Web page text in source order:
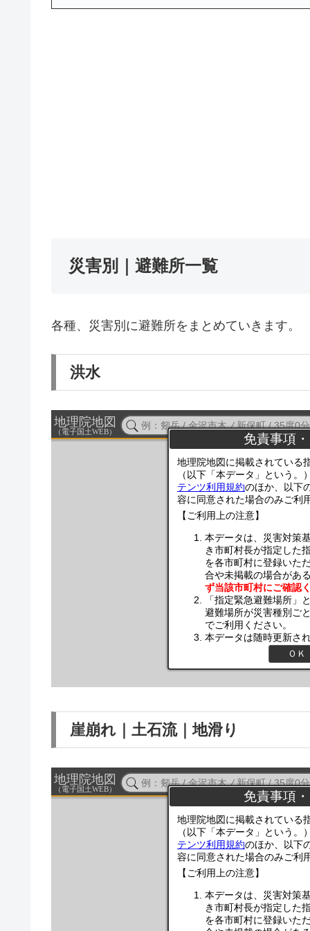
災害別｜避難所一覧
各種、災害別に避難所をまとめていきます。
洪水
崖崩れ｜土石流｜地滑り